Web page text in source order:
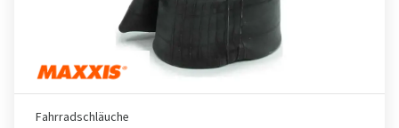
Fahrradschläuche